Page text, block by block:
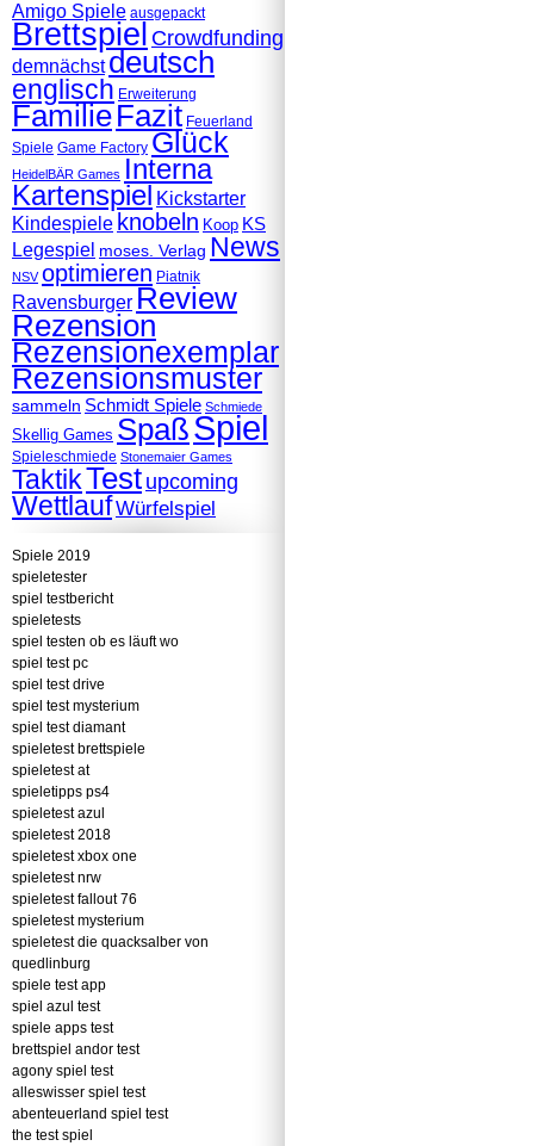
Amigo Spiele ausgepackt
Brettspiel Crowdfunding
demnächst deutsch
englisch Erweiterung
FamilieFazit Feuerland
Spiele Game Factory Glück
HeidelBÄR Games Interna
Kartenspiel Kickstarter
Kindespiele knobeln Koop KS
Legespiel moses. Verlag News
NSV optimieren Piatnik
RavensburgerReview
Rezension
Rezensionexemplar
Rezensionsmuster
sammeln Schmidt Spiele Schmiede
Skellig Games SpaßSpiel
Spieleschmiede Stonemaier Games
TaktikTest upcoming
WettlaufWürfelspiel
Spiele 2019
spieletester
spiel testbericht
spieletests
spiel testen ob es läuft wo
spiel test pc
spiel test drive
spiel test mysterium
spiel test diamant
spieletest brettspiele
spieletest at
spieletipps ps4
spieletest azul
spieletest 2018
spieletest xbox one
spieletest nrw
spieletest fallout 76
spieletest mysterium
spieletest die quacksalber von
quedlinburg
spiele test app
spiel azul test
spiele apps test
brettspiel andor test
agony spiel test
alleswisser spiel test
abenteuerland spiel test
the test spiel